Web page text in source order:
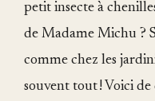
petit insecte à
de Madame Michu ?
comme chez les
souvent tout ! Voici